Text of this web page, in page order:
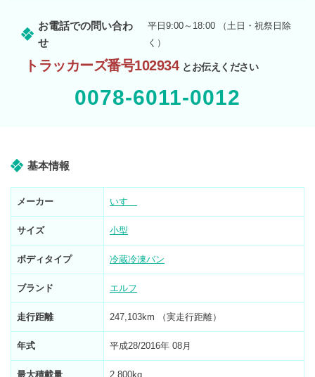
お電話での問い合わ
せ
平日9:00～18:00 （土日・祝祭日除
く）
トラッカーズ番号102934 とお伝えください
0078-6011-0012
基本情報
メーカー いすゞ
サイズ 小型
ボディタイプ 冷蔵冷凍バン
ブランド エルフ
走行距離 247,103km （実走行距離）
年式 平成28/2016年 08月
最大積載量 2,800kg